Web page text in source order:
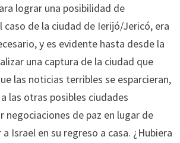
lograr una posibilidad de
caso de la ciudad de Ierijó/Jericó, era
y es evidente hasta desde la
una captura de la ciudad que
las noticias terribles se esparcieran,
las otras posibles ciudades
negociaciones de paz en lugar de
Israel en su regreso a casa. ¿Hubiera